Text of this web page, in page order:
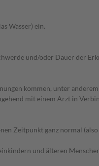
Wasser) ein.
und/oder Dauer der
kommen, unter
mit einem Arzt in
Zeitpunkt ganz normal
und älteren